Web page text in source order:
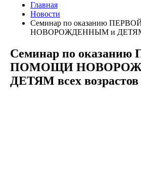
Главная
Новости
Семинар по оказанию
НОВОРОЖДЕННЫМ и ДЕТЯМ
Семинар по
ПОМОЩИ
ДЕТЯМ всех возрастов